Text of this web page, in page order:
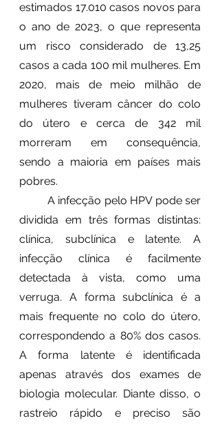
estimados 17.010 casos novos para
o ano de 2023, o que representa
um risco considerado de 13,25
casos a cada 100 mil mulheres. Em
2020, mais de meio milhão de
mulheres tiveram câncer do colo
do útero e cerca de 342 mil
morreram em consequência,
sendo a maioria em países mais
pobres.
dividida em três formas distintas:
clínica, subclínica e latente. A
infecção clínica é facilmente
detectada à vista, como uma
verruga. A forma subclínica é a
mais frequente no colo do útero,
correspondendo a 80% dos casos.
A forma latente é identificada
apenas através dos exames de
biologia molecular. Diante disso, o
rastreio rápido e preciso são